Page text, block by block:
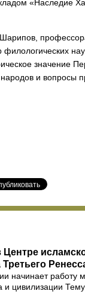
«Наследие
значение
и вопросы
начинает
цивилизации